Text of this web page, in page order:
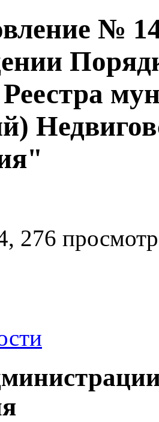
№
276